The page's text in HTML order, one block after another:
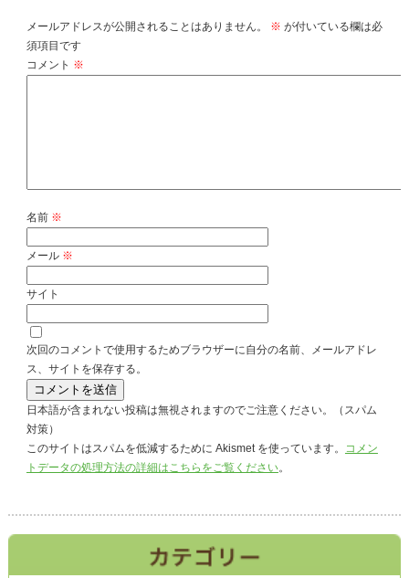
メールアドレスが公開されることはありません。 ※ が付いている欄は必
須項目です
コメント ※
名前 ※
メール ※
サイト
次回のコメントで使用するためブラウザーに自分の名前、メールアドレ
ス、サイトを保存する。
日本語が含まれない投稿は無視されますのでご注意ください。（スパム
対策）
このサイトはスパムを低減するために Akismet を使っています。 コメン
トデータの処理方法の詳細はこちらをご覧ください。